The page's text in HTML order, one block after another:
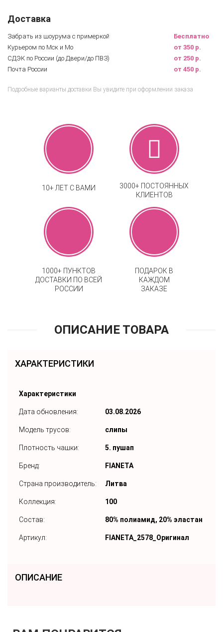
Доставка
Забрать из шоурума с примеркой
Бесплатно
Курьером по Мск и Мо
от 350 р.
СДЭК по России (до Двери/до ПВЗ)
от 250 р.
Почта России
от 450 р.
Подробные варианты доставки Вы увидите при оформлении заказа
10+ ЛЕТ С ВАМИ
3000+ ПОСТОЯННЫХ
КЛИЕНТОВ
1000+ ПУНКТОВ
ДОСТАВКИ ПО ВСЕЙ
РОССИИ
ПОДАРОК В
КАЖДОМ
ЗАКАЗЕ
ОПИСАНИЕ ТОВАРА
ХАРАКТЕРИСТИКИ
Характеристики
Дата обновления: 03.08.2026
Модель трусов: слипы
Плотность чашки: 5. пушап
Бренд: FIANETA
Страна производитель: Литва
Коллекция: 100
Состав: 80% полиамид, 20% эластан
Артикул: FIANETA_2578_Оригинал
ОПИСАНИЕ